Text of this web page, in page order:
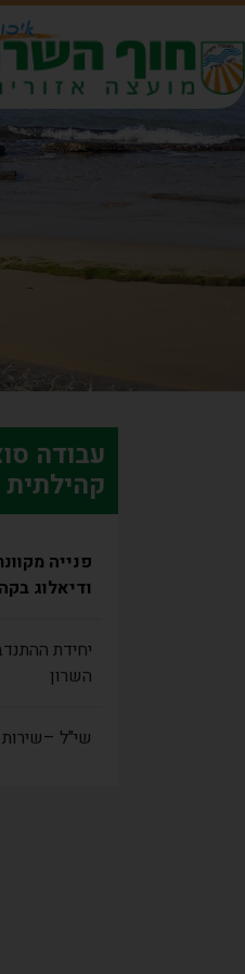
עבודה
קהילתית
פנייה
ודיאלוג
יחידת
השרון
שי"ל –שירות